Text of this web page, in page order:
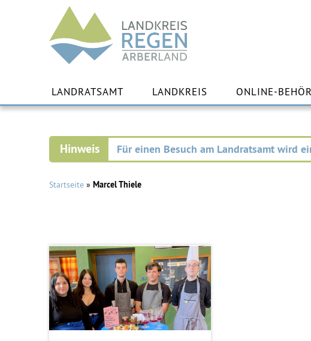
Landkreis
Regen
Inhalt
springen
LANDRATSAMT LANDKREIS ONLINE-
Für einen Besuch am Landratsamt wird
Startseite » Marcel Thiele